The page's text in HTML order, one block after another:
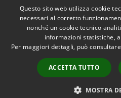
Accessibilità
Questo sito web utilizza cookie
necessari al corretto
nonché un cookie tecnico
informazioni statistiche,
Per maggiori dettagli, può
ACCETTA TUTTO
MOSTRA